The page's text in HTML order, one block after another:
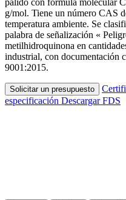
g/mol. Tiene un número CAS
temperatura ambiente. Se
palabra de señalización «
metilhidroquinona en
industrial, con documentación
9001:2015.
Solicitar un presupuesto
especificación Descargar FDS